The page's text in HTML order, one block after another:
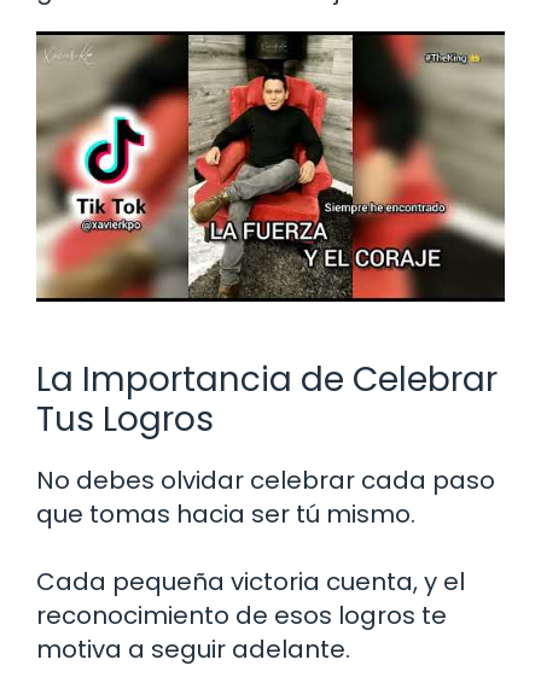
La Importancia de Celebrar
Tus Logros
No debes olvidar celebrar cada paso
que tomas hacia ser tú mismo.
Cada pequeña victoria cuenta, y el
reconocimiento de esos logros te
motiva a seguir adelante.